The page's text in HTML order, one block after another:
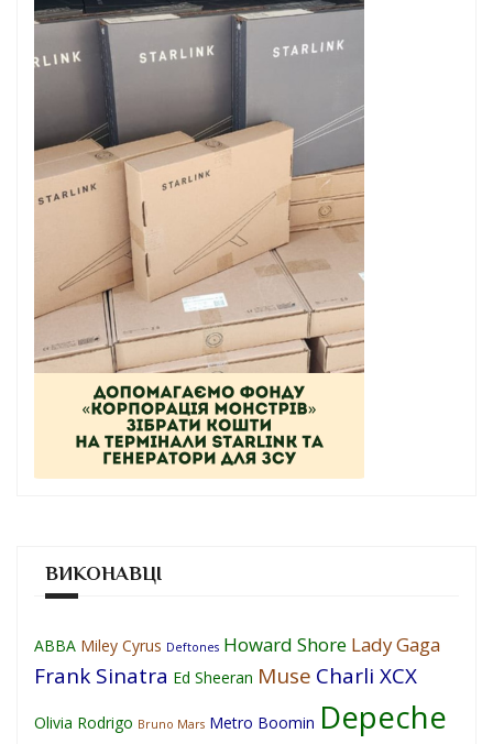
ВИКОНАВЦІ
ABBA Miley Cyrus Deftones Howard Shore Lady Gaga
Frank Sinatra Ed Sheeran Muse Charli XCX
Olivia Rodrigo Bruno Mars Metro Boomin Depeche